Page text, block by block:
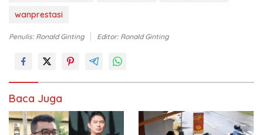
wanprestasi
Penulis: Ronald Ginting Editor: Ronald Ginting
Baca Juga